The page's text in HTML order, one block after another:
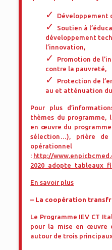
Développement
Soutien à
développement
l’innovation,
Promotion de
contre la pauvreté,
Protection de
au et atténuation
Pour plus
thèmes du programme,
en œuvre du
sélection…), prière de
: http://
En savoir plus
– La coopération
Le Programme IEV CT
pour la mise en œuvre
autour de trois